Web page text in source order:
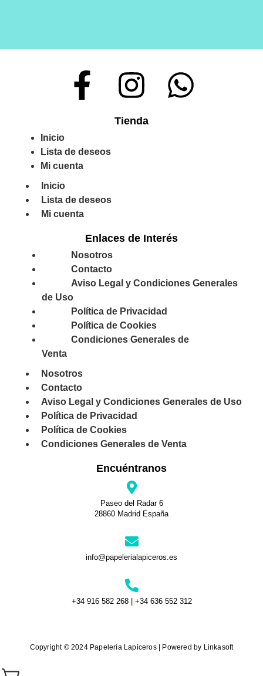
Tienda
Inicio
Lista de deseos
Mi cuenta
Inicio
Lista de deseos
Mi cuenta
Enlaces de Interés
Nosotros
Contacto
Aviso Legal y Condiciones Generales
de Uso
Política de Privacidad
Política de Cookies
Condiciones Generales de
Venta
Nosotros
Contacto
Aviso Legal y Condiciones Generales de Uso
Política de Privacidad
Política de Cookies
Condiciones Generales de Venta
Encuéntranos
Paseo del Radar 6
28860 Madrid España
info@papelerialapiceros.es
+34 916 582 268 | +34 636 552 312
Copyright © 2024 Papelería Lapiceros | Powered by Linkasoft